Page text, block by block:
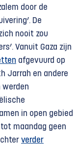
door de
De
nooit zou
Vanuit Gaza zijn
afgevuurd op
Jarrah en andere
werden
in open gebied
maandag geen
verder